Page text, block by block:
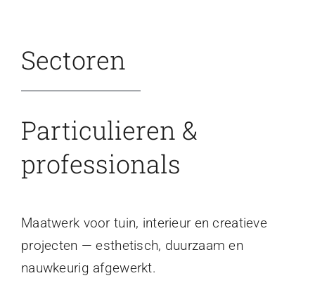
Sectoren
Particulieren &
professionals
Maatwerk voor tuin, interieur en creatieve
projecten — esthetisch, duurzaam en
nauwkeurig afgewerkt.